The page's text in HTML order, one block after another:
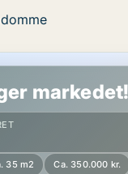
markedet!
35 m2 Ca. 350.000 kr.